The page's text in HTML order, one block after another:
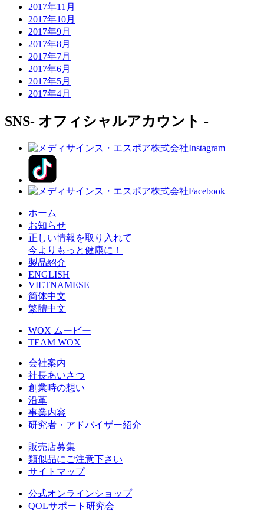
2017年11月
2017年10月
2017年9月
2017年8月
2017年7月
2017年6月
2017年5月
2017年4月
SNS- オフィシャルアカウント -
ホーム
お知らせ
正しい情報を取り入れて
今よりもっと健康に！
製品紹介
ENGLISH
VIETNAMESE
简体中文
繁體中文
WOX ムービー
TEAM WOX
会社案内
社長あいさつ
創業時の想い
沿革
事業内容
研究者・アドバイザー紹介
販売店募集
類似品にご注意下さい
サイトマップ
公式オンラインショップ
QOLサポート研究会